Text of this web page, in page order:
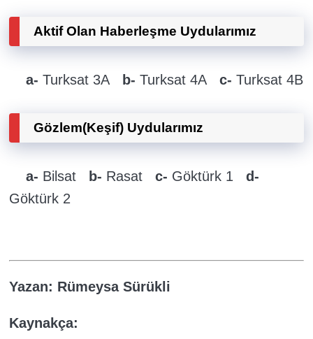
Aktif Olan Haberleşme Uydularımız
a- Turksat 3A b- Turksat 4A c- Turksat 4B
Gözlem(Keşif) Uydularımız
a- Bilsat b- Rasat c- Göktürk 1
d-
Göktürk 2
Yazan: Rümeysa Sürükli
Kaynakça: